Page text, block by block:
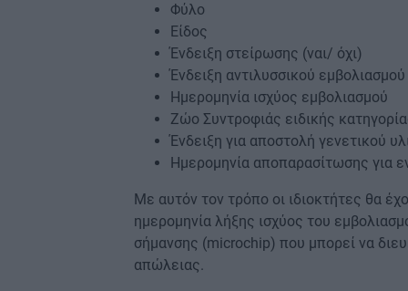
Φύλο
Είδος
Ένδειξη στείρωσης (ναι/ όχι)
Ένδειξη αντιλυσσικού εμβολιασμού
Ημερομηνία ισχύος εμβολιασμού
Ζώο Συντροφιάς ειδικής
Ένδειξη για αποστολή γενετικού
Ημερομηνία αποπαρασίτωσης για
Με αυτόν τον τρόπο οι ιδιοκτήτες θα
ημερομηνία λήξης ισχύος του
σήμανσης (microchip) που μπορεί να
απώλειας.